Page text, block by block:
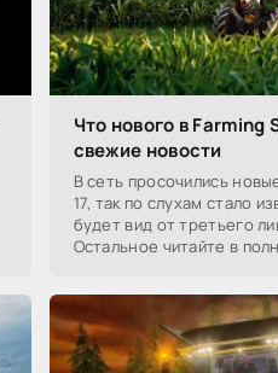
Что нового в Farming
свежие новости
В сеть просочились
17, так по слухам стало
будет вид от третьего
Остальное читайте в